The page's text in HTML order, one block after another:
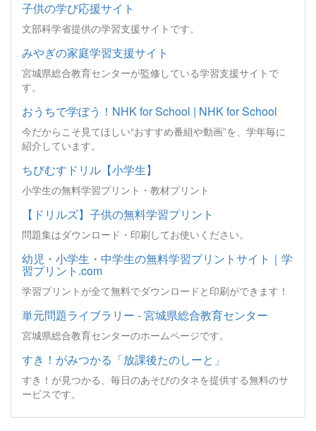
子供の学び応援サイト
文部科学省提供の学習支援サイトです。
みやぎの家庭学習支援サイト
宮城県総合教育センターが監修している学習支援サイトで
す。
おうちで学ぼう！NHK for School | NHK for School
今だからこそ見てほしい“おすすめ番組や動画”を、学年毎に
紹介しています。
ちびむすドリル【小学生】
小学生の無料学習プリント・教材プリント
【ドリルズ】子供の無料学習プリント
問題集はダウンロード・印刷してお使いください。
幼児・小学生・中学生の無料学習プリントサイト｜学
習プリント.com
学習プリントが全て無料でダウンロードと印刷ができます！
単元問題ライブラリー - 宮城県総合教育センター
宮城県総合教育センターのホームページです。
すき！がみつかる「放課後たのしーと」
すき！が見つかる、毎日のあそびのタネを提供する無料のサ
ービスです。